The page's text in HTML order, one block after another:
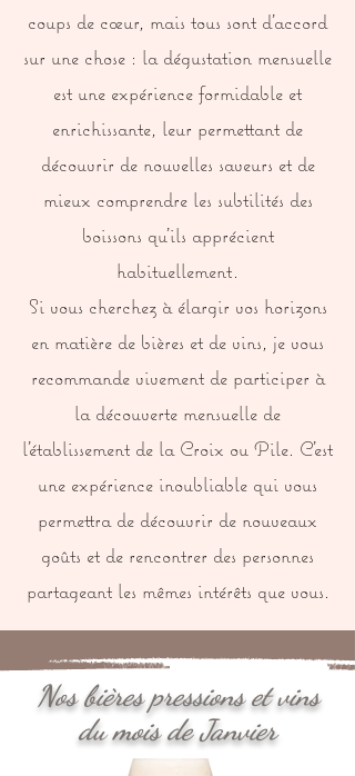
coups de cœur, mais tous sont d'accord
sur une chose : la dégustation mensuelle
est une expérience formidable et
enrichissante, leur permettant de
découvrir de nouvelles saveurs et de
mieux comprendre les subtilités des
boissons qu'ils apprécient
habituellement.
Si vous cherchez à élargir vos horizons
en matière de bières et de vins, je vous
recommande vivement de participer à
la découverte mensuelle de
l'établissement de la Croix ou Pile. C'est
une expérience inoubliable qui vous
permettra de découvrir de nouveaux
goûts et de rencontrer des personnes
partageant les mêmes intérêts que vous.
Nos bières pressions et vins
du mois de Janvier